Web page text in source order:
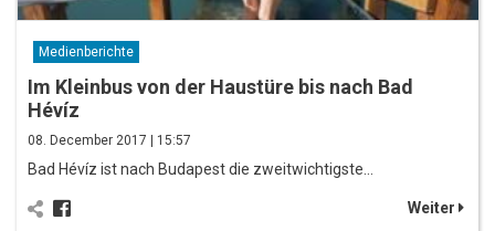
Medienberichte
Im Kleinbus von der Haustüre bis nach Bad
Hévíz
08. December 2017 | 15:57
Bad Hévíz ist nach Budapest die zweitwichtigste…
Weiter